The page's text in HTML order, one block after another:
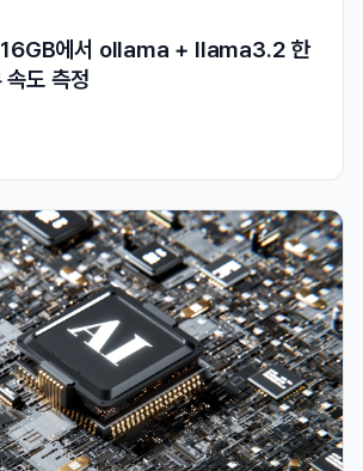
에서 ollama + llama3.2 한
속도 측정